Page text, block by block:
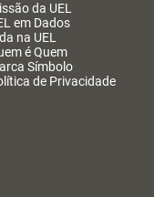
da UEL
em Dados
na UEL
é Quem
Símbolo
de Privacidade